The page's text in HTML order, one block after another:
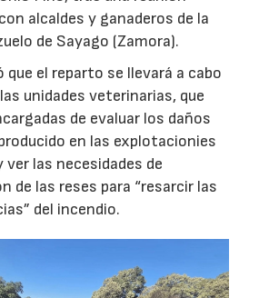
alcaldes y ganaderos de la
de Sayago (Zamora).
que el reparto se llevará a cabo
unidades veterinarias, que
de evaluar los daños
en las explotacionies
ver las necesidades de
de las reses para “resarcir las
del incendio.